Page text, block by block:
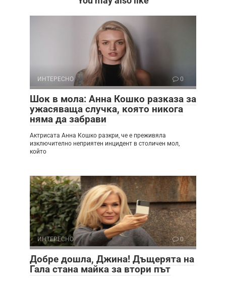
ИНТЕРЕСНО 0
Шок в мола: Анна Кошко разказа за
ужасяваща случка, която никога
няма да забрави
Актрисата Анна Кошко разкри, че е преживяла
изключително неприятен инцидент в столичен мол,
който
ИНТЕРЕСНО 0
Добре дошла, Джина! Дъщерята на
Гала стана майка за втори път